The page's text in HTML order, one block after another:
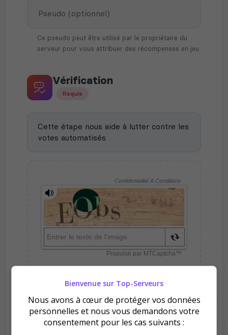
Ce pseudo peut être utilisé par le propriétaire du
serveur pour vous attribuer des récompenses en jeu
Vérification
Requis
Cette étape nous aide à lutter contre les
votes automatisés
Pourquoi voter pour [FR]
Dominium | PVP | RP | ERP |
18+ | Enhanced ?
Bienvenue sur Top-Serveurs
Nous avons à cœur de protéger vos données
personnelles et nous vous demandons votre
consentement pour les cas suivants :